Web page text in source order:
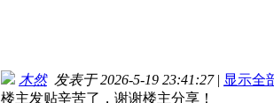
木然发表于 2026-5-19 23:41:27 | 显示全
楼主发贴辛苦了，谢谢楼主分享！